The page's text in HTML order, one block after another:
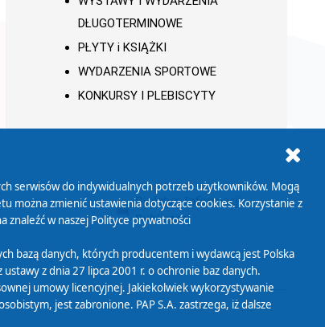
DŁUGOTERMINOWE
PŁYTY i KSIĄŻKI
WYDARZENIA SPORTOWE
KONKURSY I PLEBISCYTY
Biuletyn Informacji
Publicznej
serwisów do indywidualnych potrzeb użytkowników. Mogą
można zmienić ustawienia dotyczące cookies. Korzystanie z
znaleźć w naszej Polityce prywatności
bazą danych, których producentem i wydawcą jest Polska
z dnia 27 lipca 2001 r. o ochronie baz danych.
umowy licencyjnej. Jakiekolwiek wykorzystywanie
jest zabronione. PAP S.A. zastrzega, iż dalsze